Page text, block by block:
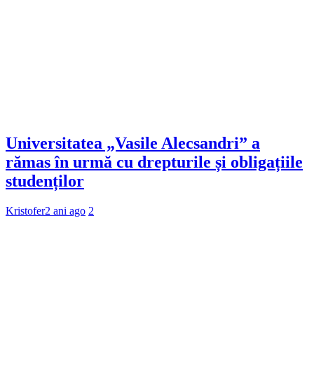
Universitatea „Vasile Alecsandri” a
rămas în urmă cu drepturile și obligațiile
studenților
Kristofer2 ani ago 2